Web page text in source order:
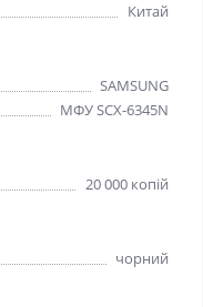
Китай
SAMSUNG
МФУ SCX-6345N
20 000 копій
чорний